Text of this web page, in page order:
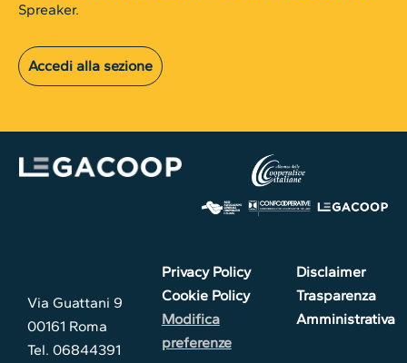
Spreaker.
Accedi alla sezione
Via Guattani 9
00161 Roma
Tel. 06844391
Privacy Policy
Cookie Policy
Modifica
preferenze
Disclaimer
Trasparenza
Amministrativa